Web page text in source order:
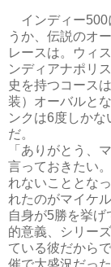
インディー500
うか、伝説のオ
レースは。ウィ
ンディアナポリ
史を持つコース
装）オーバルと
ンクは6度しか
だ。
「ありがとう、
言っておきたい
れないこととな
れたのがマイケ
自身が5勝を挙
的意義、シリー
ている彼だから
催で大盛況だっ